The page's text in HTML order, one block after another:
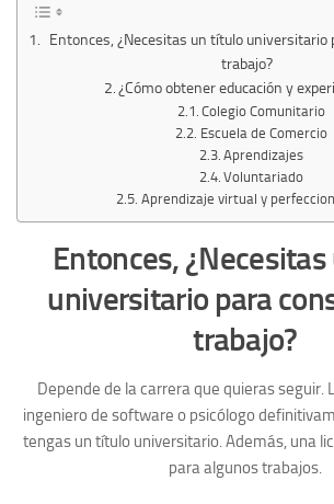
Entonces, ¿Necesitas un título universitario
trabajo?
¿Cómo obtener educación y
Colegio Comunitario
Escuela de Comercio
Aprendizajes
Voluntariado
Aprendizaje virtual y
Entonces,
universitario para
trabajo?
Depende de la carrera que quieras seguir.
ingeniero de software o psicólogo
tengas un título universitario. Además, una
para algunos trabajos.